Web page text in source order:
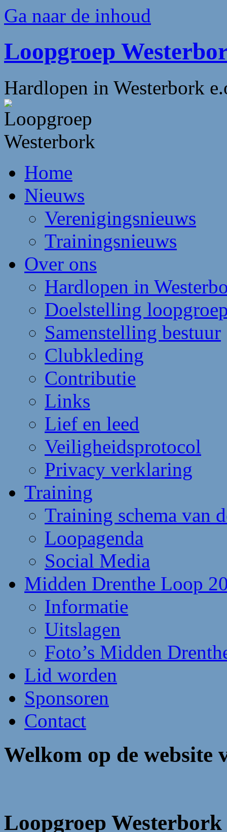
Ga naar de inhoud
Loopgroep
Hardlopen in Westerbork
Home
Nieuws
Verenigingsnieuws
Trainingsnieuws
Over ons
Hardlopen in
Doelstelling
Samenstelling bestuur
Clubkleding
Contributie
Links
Lief en leed
Veiligheidsprotocol
Privacy verklaring
Training
Training schema van
Loopagenda
Social Media
Midden Drenthe Loop
Informatie
Uitslagen
Foto’s Midden
Lid worden
Sponsoren
Contact
Welkom op de website
Loopgroep Westerbork